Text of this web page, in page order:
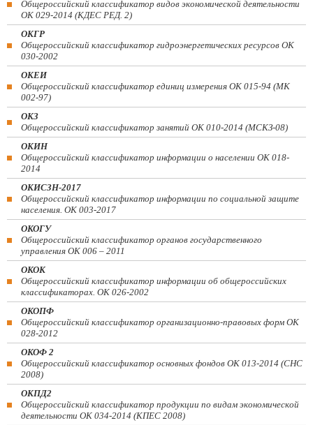
Общероссийский классификатор видов экономической деятельности
ОК 029-2014 (КДЕС РЕД. 2)
ОКГР
Общероссийский классификатор гидроэнергетических ресурсов ОК
030-2002
ОКЕИ
Общероссийский классификатор единиц измерения ОК 015-94 (МК
002-97)
ОКЗ
Общероссийский классификатор занятий ОК 010-2014 (МСКЗ-08)
ОКИН
Общероссийский классификатор информации о населении ОК 018-
2014
ОКИСЗН-2017
Общероссийский классификатор информации по социальной защите
населения. ОК 003-2017
ОКОГУ
Общероссийский классификатор органов государственного
управления ОК 006 – 2011
ОКОК
Общероссийский классификатор информации об общероссийских
классификаторах. ОК 026-2002
ОКОПФ
Общероссийский классификатор организационно-правовых форм ОК
028-2012
ОКОФ 2
Общероссийский классификатор основных фондов ОК 013-2014 (СНС
2008)
ОКПД2
Общероссийский классификатор продукции по видам экономической
деятельности ОК 034-2014 (КПЕС 2008)